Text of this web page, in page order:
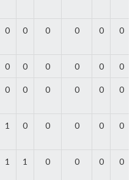
0 0 0 0 0 0
0 0 0 0 0 0
0 0 0 0 0 0
1 0 0 0 0 0
1 1 0 0 0 0